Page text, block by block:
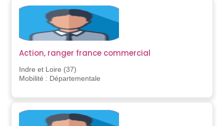
Action, ranger france commercial
Indre et Loire (37)
Mobilité : Départementale